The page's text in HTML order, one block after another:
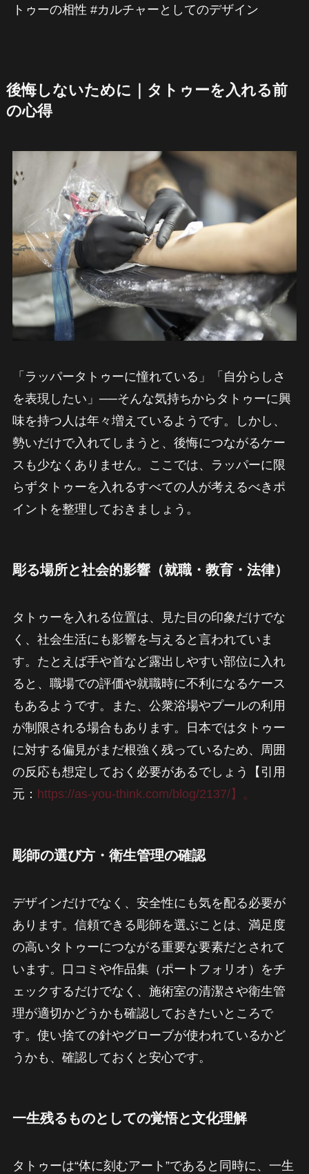
トゥーの相性 #カルチャーとしてのデザイン
後悔しないために｜タトゥーを入れる前
の心得
「ラッパータトゥーに憧れている」「自分らしさ
を表現したい」──そんな気持ちからタトゥーに興
味を持つ人は年々増えているようです。しかし、
勢いだけで入れてしまうと、後悔につながるケー
スも少なくありません。ここでは、ラッパーに限
らずタトゥーを入れるすべての人が考えるべきポ
イントを整理しておきましょう。
彫る場所と社会的影響（就職・教育・法律）
タトゥーを入れる位置は、見た目の印象だけでな
く、社会生活にも影響を与えると言われていま
す。たとえば手や首など露出しやすい部位に入れ
ると、職場での評価や就職時に不利になるケース
もあるようです。また、公衆浴場やプールの利用
が制限される場合もあります。日本ではタトゥー
に対する偏見がまだ根強く残っているため、周囲
の反応も想定しておく必要があるでしょう【引用
元： https://as-you-think.com/blog/2137/】。
彫師の選び方・衛生管理の確認
デザインだけでなく、安全性にも気を配る必要が
あります。信頼できる彫師を選ぶことは、満足度
の高いタトゥーにつながる重要な要素だとされて
います。口コミや作品集（ポートフォリオ）をチ
ェックするだけでなく、施術室の清潔さや衛生管
理が適切かどうかも確認しておきたいところで
す。使い捨ての針やグローブが使われているかど
うかも、確認しておくと安心です。
一生残るものとしての覚悟と文化理解
タトゥーは“体に刻むアート”であると同時に、一生